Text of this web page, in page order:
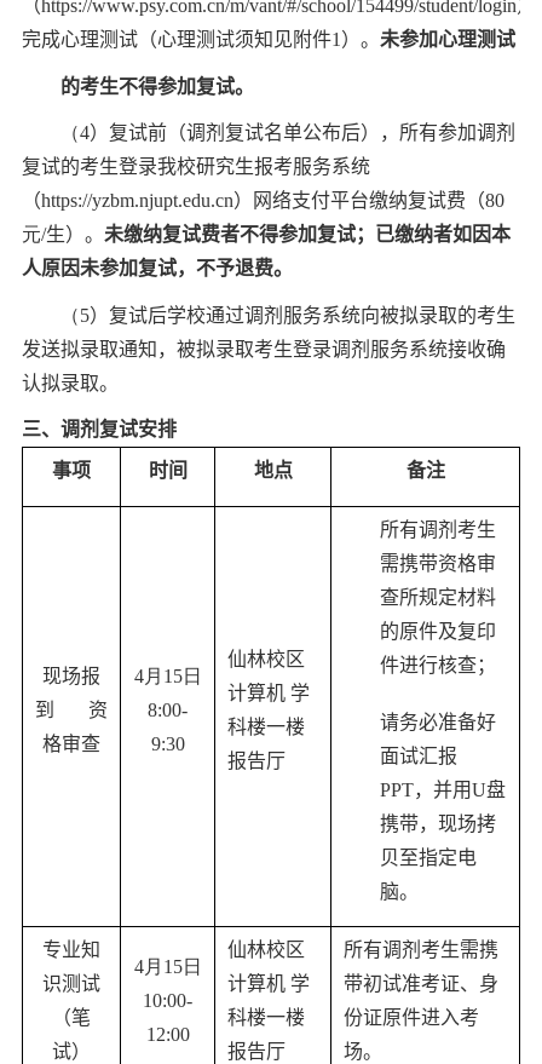
（https://www.psy.com.cn/m/vant/#/school/154499/student/login）
完成心理测试（心理测试须知 见附件1 ）。 未参加心理测试
的考生不得参加复试。
（4）复试前（调剂复试名单公布后）
，所有参加调剂
复试的考生登录我校研究生报考服务系统
（https://yzbm.njupt.edu.cn） 网络支付平台缴纳复试费（80
元/生）。 未缴纳复试费者不得参加复试；已缴纳者如因本
人原因未参加复试，不予退费。
（5）复试后学校通过调剂服务系统向被拟录取的考生
发送拟录取通知，被拟录取考生登录调剂 服务系统接收确
认拟录取。
三、 调剂复试安排
事项
时间 地点 备注
现场报
到 资
格审查
4月 15日
8:00-
9:30
仙林校区
计算机 学
科楼一楼
报告厅
所有调剂考生
需携带资格审
查所规定材料
的原件及复印
件进行核查；
请务必准备好
面试汇报
PPT，并用U盘
携带，现场拷
贝至指定电
脑。
专业知
识测试
（笔
试）
4月 15日
10:00-
1 2:00
仙林校区
计算机 学
科楼一楼
报告厅
所有调剂考生需携
带初试准考证、身
份证原件进入考
场。